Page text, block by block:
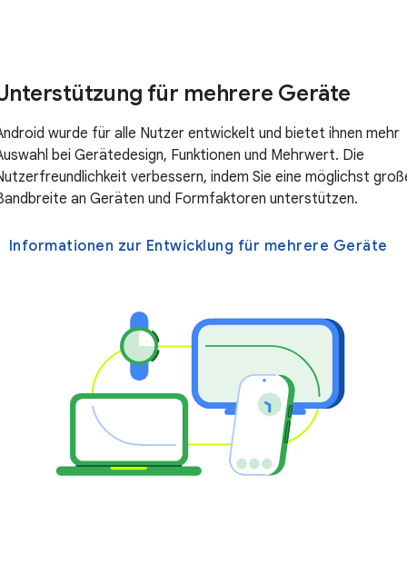
für mehrere Geräte
wurde für alle Nutzer entwickelt und bietet ihnen mehr
bei Gerätedesign, Funktionen und Mehrwert. Die
verbessern, indem Sie eine möglichst
an Geräten und Formfaktoren unterstützen.
Informationen zur Entwicklung für mehrere Geräte